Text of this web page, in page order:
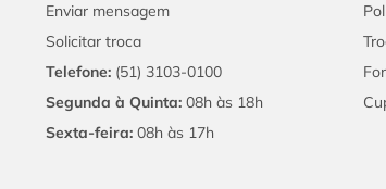
Enviar mensagem
Solicitar troca
Telefone: (51) 3103-0100
Segunda à Quinta: 08h às 18h
Sexta-feira: 08h às 17h